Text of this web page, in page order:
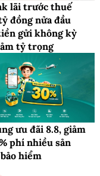
lãi trước thuế
đồng nửa đầu
gửi không kỳ
tỷ trọng
ưu đãi 8.8, giảm
phí nhiều sản
hiểm